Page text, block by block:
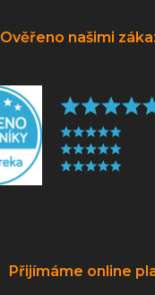
Ověřeno našimi
Přijímáme online